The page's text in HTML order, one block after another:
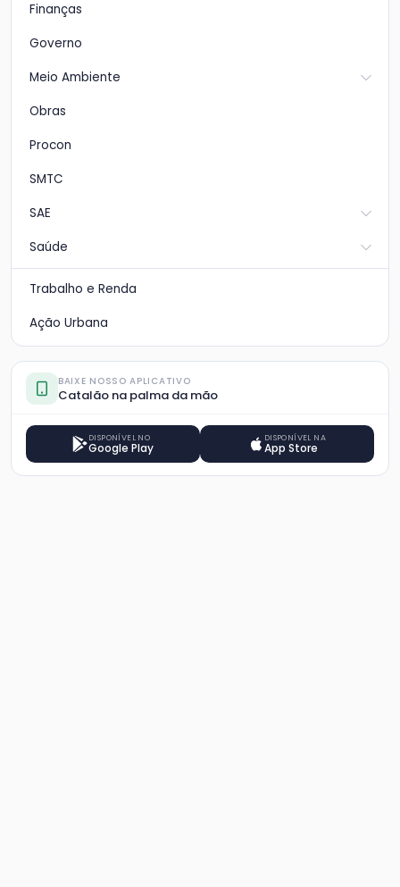
Finanças
Governo
Meio Ambiente
Obras
Procon
SMTC
SAE
Saúde
Trabalho e Renda
Ação Urbana
BAIXE NOSSO APLICATIVO
Catalão na palma da mão
DISPONÍVEL NO
Google Play
DISPONÍVEL NA
App Store